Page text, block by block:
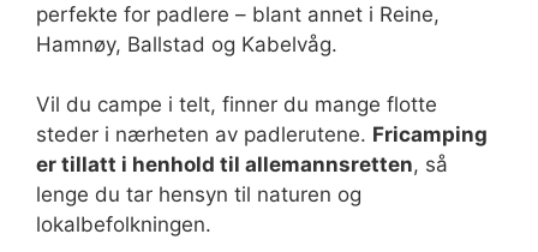
perfekte for padlere – blant annet i Reine,
Hamnøy, Ballstad og Kabelvåg.
Vil du campe i telt, finner du mange flotte
steder i nærheten av padlerutene. Fricamping
er tillatt i henhold til allemannsretten, så
lenge du tar hensyn til naturen og
lokalbefolkningen.